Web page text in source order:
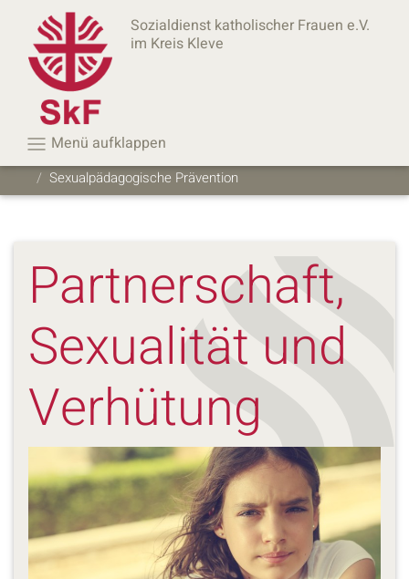
Sozialdienst katholischer Frauen e.V.
im Kreis Kleve
Menü aufklappen
Beratung & Hilfe
Sexualpädagogische Prävention
Partnerschaft,
Sexualität und
Verhütung